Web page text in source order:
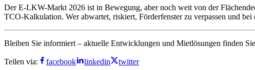
Der E-LKW-Markt 2026 ist in Bewegung, aber noch weit von der
TCO-Kalkulation. Wer abwartet, riskiert, Förderfenster zu verpassen und
Bleiben Sie informiert – aktuelle Entwicklungen und Mietlösungen finden
Teilen via: facebook linkedin twitter